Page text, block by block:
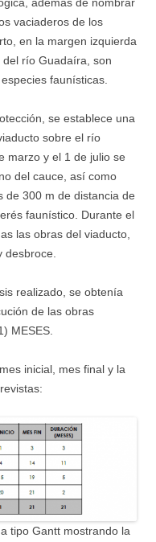
además de nombrar
vaciaderos de los
en la margen izquierda
río Guadaíra, son
faunísticas.
se establece una
sobre el río
marzo y el 1 de julio se
del cauce, así como
de 300 m de distancia de
faunístico. Durante el
las obras del viaducto,
desbroce.
realizado, se obtenía
de las obras
MESES.
inicial, mes final y la
tipo Gantt mostrando la